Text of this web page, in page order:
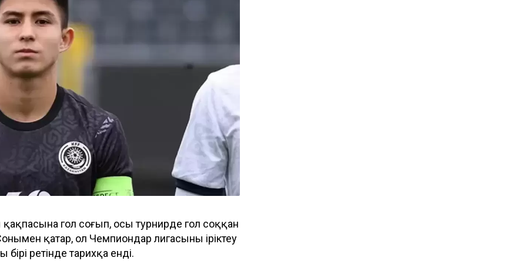
гол соғып, осы турнирде гол соққан
қатар, ол Чемпиондар лигасының іріктеу
бірі ретінде тарихқа енді.